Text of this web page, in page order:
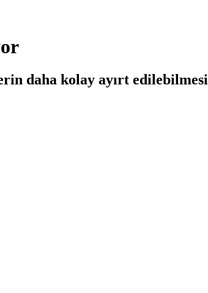
daha kolay ayırt edilebilmesi